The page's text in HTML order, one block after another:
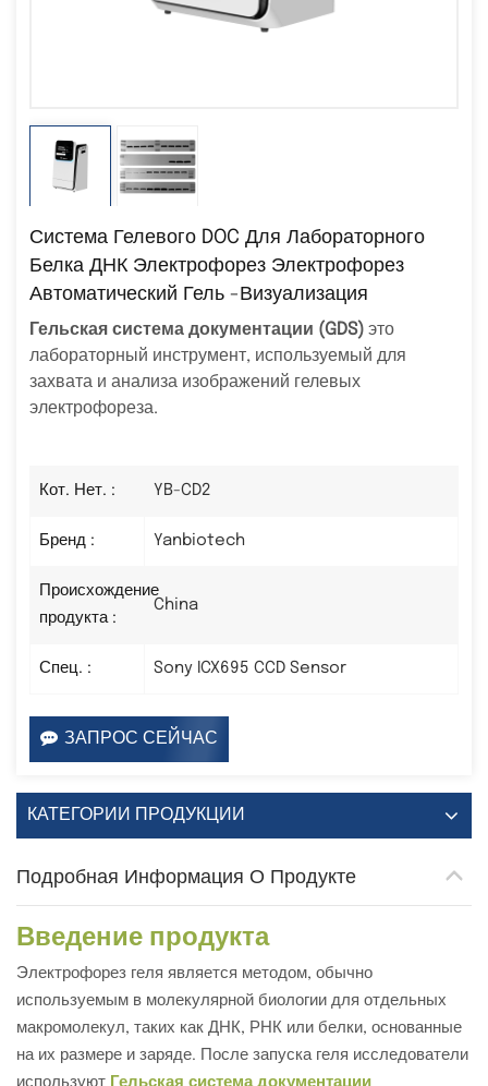
Система Гелевого DOC Для Лабораторного
Белка ДНК Электрофорез Электрофорез
Автоматический Гель -визуализация
Гельская система документации (GDS) это
лабораторный инструмент, используемый для
захвата и анализа изображений гелевых
электрофореза.
Кот. Нет. : YB-CD2
Бренд : Yanbiotech
Происхождение
продукта :
China
Спец. : Sony ICX695 CCD Sensor
ЗАПРОС СЕЙЧАС
КАТЕГОРИИ ПРОДУКЦИИ
Подробная Информация О Продукте
Введение продукта
Электрофорез геля является методом, обычно
используемым в молекулярной биологии для отдельных
макромолекул, таких как ДНК, РНК или белки, основанные
на их размере и заряде. После запуска геля исследователи